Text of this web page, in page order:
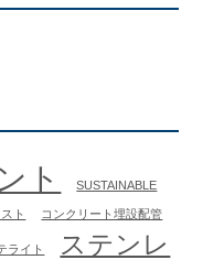
ト SUSTAINABLE
ト コンクリート埋設配管
ライト
ステンレ